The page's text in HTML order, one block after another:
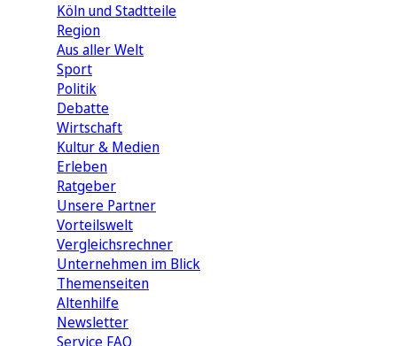
Köln und Stadtteile
Region
Aus aller Welt
Sport
Politik
Debatte
Wirtschaft
Kultur & Medien
Erleben
Ratgeber
Unsere Partner
Vorteilswelt
Vergleichsrechner
Unternehmen im Blick
Themenseiten
Altenhilfe
Newsletter
Service FAQ